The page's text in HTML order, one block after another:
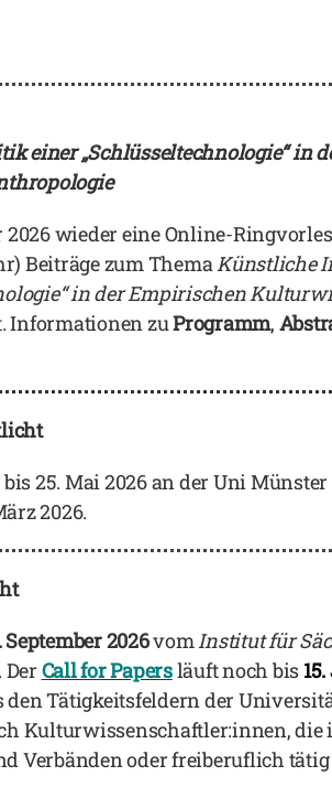
einer „Schlüsseltechnologie“ in
wieder eine Online-
Beiträge zum ThemaKünstliche
in der Empirischen
Informationen zuProgramm,
25. Mai 2026 an der Uni Münster
2026.
September 2026vomInstitut für
Call for Papersläuft noch bis
Tätigkeitsfeldern der
Kulturwissenschaftler:innen, die
Verbänden oder freiberuflich